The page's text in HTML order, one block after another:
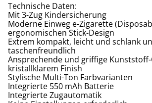
Technische Daten:
Mit 3-Zug Kindersicherung
Moderne Einweg e-Zigarette
ergonomischen Stick-Design
Extrem kompakt, leicht und schlank
taschenfreundlich
Ansprechende und griffige
kristallklarem Finish
Stylische Multi-Ton Farbvarianten
Integrierte 550 mAh Batterie
Integrierte Zugautomatik